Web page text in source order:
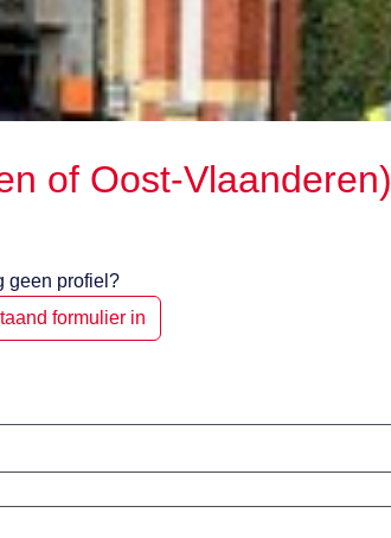
of Oost-Vlaanderen)
geen profiel?
formulier in